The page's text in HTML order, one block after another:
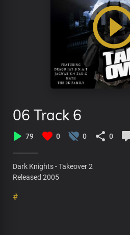
06 Track 6
79 0 0 0
Dark Knights - Takeover 2
Released 2005
#